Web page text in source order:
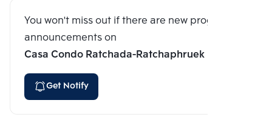
You won't miss out if there are new program
announcements on
Casa Condo Ratchada-Ratchaphruek
Get Notify